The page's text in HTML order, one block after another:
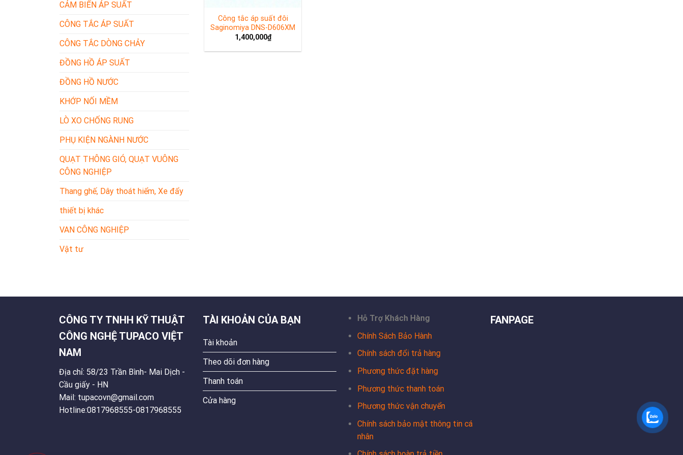
CẢM BIẾN ÁP SUẤT
CÔNG TẮC ÁP SUẤT
CÔNG TẮC DÒNG CHẢY
ĐỒNG HỒ ÁP SUẤT
ĐỒNG HỒ NƯỚC
KHỚP NỐI MỀM
LÒ XO CHỐNG RUNG
PHỤ KIỆN NGÀNH NƯỚC
QUẠT THÔNG GIÓ, QUẠT VUÔNG
CÔNG NGHIỆP
Thang ghế, Dây thoát hiểm, Xe đẩy
thiết bị khác
VAN CÔNG NGHIỆP
Vật tư
Công tắc áp suất đôi
Saginomiya DNS-D606XM
1,400,000₫
CÔNG TY TNHH KỸ THUẬT
CÔNG NGHỆ TUPACO VIỆT
NAM
Địa chỉ: 58/23 Trần Bình- Mai Dịch -
Cầu giấy - HN
Mail: tupacovn@gmail.com
Hotline:0817968555-0817968555
TÀI KHOẢN CỦA BẠN
Tài khoản
Theo dõi đơn hàng
Thanh toán
Cửa hàng
Hỗ Trợ Khách Hàng
Chính Sách Bảo Hành
Chính sách đổi trả hàng
Phương thức đặt hàng
Phương thức thanh toán
Phương thức vận chuyển
Chính sách bảo mật thông tin cá
nhân
FANPAGE